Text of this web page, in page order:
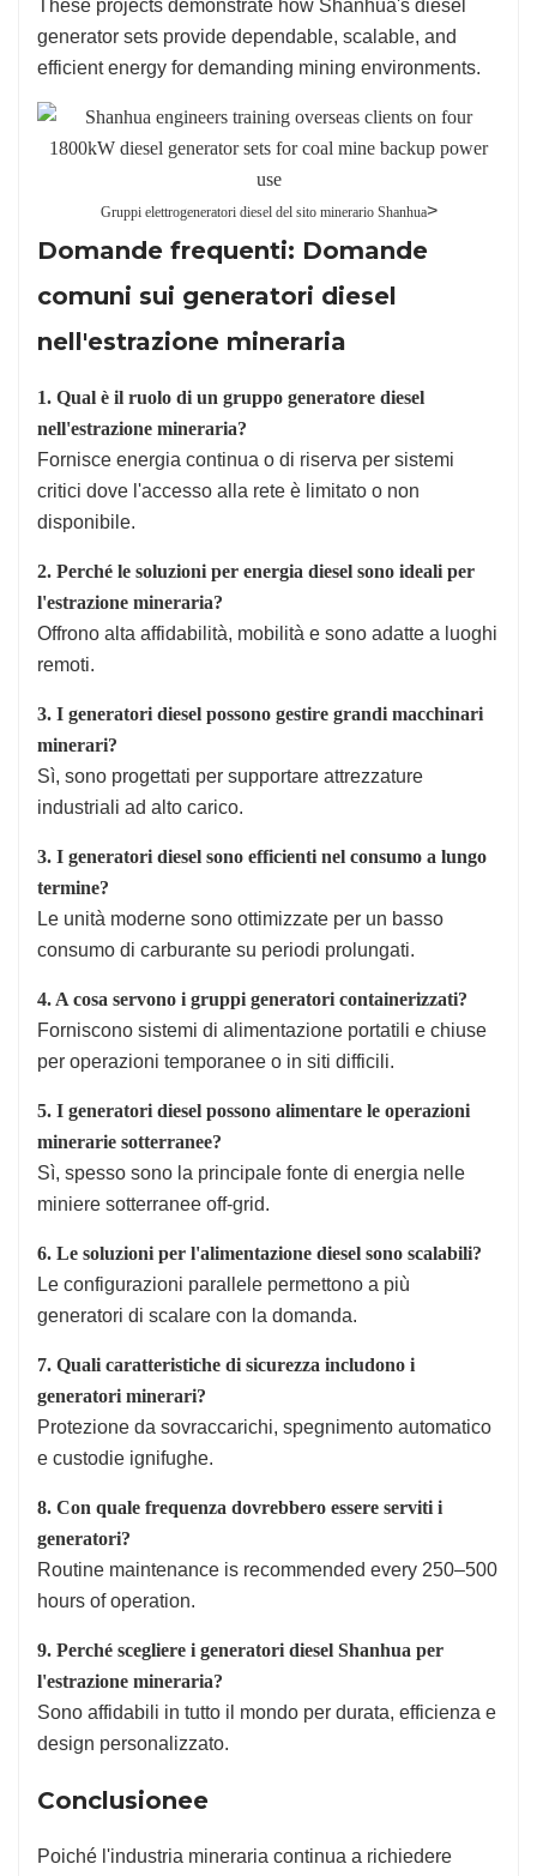
These projects demonstrate how Shanhua's diesel
generator sets provide dependable, scalable, and
efficient energy for demanding mining environments.
Gruppi elettrogeneratori diesel del sito minerario Shanhua>
Domande frequenti: Domande
comuni sui generatori diesel
nell'estrazione mineraria
1. Qual è il ruolo di un gruppo generatore diesel
nell'estrazione mineraria?
Fornisce energia continua o di riserva per sistemi
critici dove l'accesso alla rete è limitato o non
disponibile.
2. Perché le soluzioni per energia diesel sono ideali per
l'estrazione mineraria?
Offrono alta affidabilità, mobilità e sono adatte a luoghi
remoti.
3. I generatori diesel possono gestire grandi macchinari
minerari?
Sì, sono progettati per supportare attrezzature
industriali ad alto carico.
3. I generatori diesel sono efficienti nel consumo a lungo
termine?
Le unità moderne sono ottimizzate per un basso
consumo di carburante su periodi prolungati.
4. A cosa servono i gruppi generatori containerizzati?
Forniscono sistemi di alimentazione portatili e chiuse
per operazioni temporanee o in siti difficili.
5. I generatori diesel possono alimentare le operazioni
minerarie sotterranee?
Sì, spesso sono la principale fonte di energia nelle
miniere sotterranee off-grid.
6. Le soluzioni per l'alimentazione diesel sono scalabili?
Le configurazioni parallele permettono a più
generatori di scalare con la domanda.
7. Quali caratteristiche di sicurezza includono i
generatori minerari?
Protezione da sovraccarichi, spegnimento automatico
e custodie ignifughe.
8. Con quale frequenza dovrebbero essere serviti i
generatori?
Routine maintenance is recommended every 250–500
hours of operation.
9. Perché scegliere i generatori diesel Shanhua per
l'estrazione mineraria?
Sono affidabili in tutto il mondo per durata, efficienza e
design personalizzato.
Conclusionee
Poiché l'industria mineraria continua a richiedere